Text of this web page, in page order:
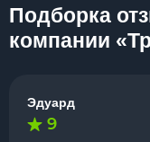
Подборка
компании
Эдуард
9